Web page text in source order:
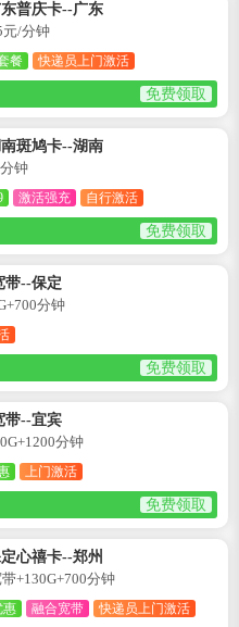
普庆卡--广东
元/分钟
餐 快递员上门激活
免费领取
斑鸠卡--湖南
钟
激活强充 自行激活
免费领取
带--保定
分钟
免费领取
带--宜宾
分钟
上门激活
免费领取
心禧卡--郑州
+130G+700分钟
惠 融合宽带 快递员上门激活